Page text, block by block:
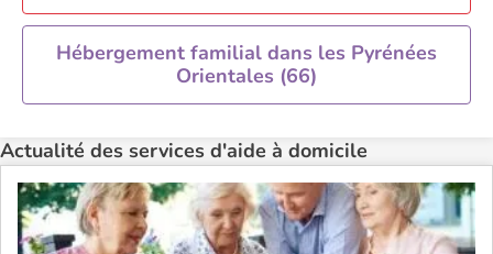
Hébergement familial dans les Pyrénées
Orientales (66)
Actualité des services d'aide à domicile